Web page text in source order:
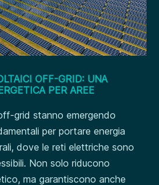
OFF-GRID: UNA
PER AREE
grid stanno emergendo
per portare energia
dove le reti elettriche sono
Non solo riducono
ma garantiscono anche